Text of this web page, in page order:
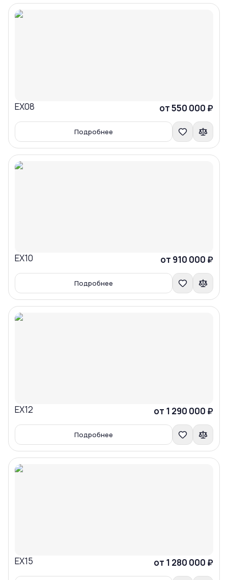
EX08 от 550 000 ₽
Подробнее
Сравнить
EX10 от 910 000 ₽
Подробнее
Сравнить
EX12 от 1 290 000 ₽
Подробнее
Сравнить
EX15 от 1 280 000 ₽
Сравнить